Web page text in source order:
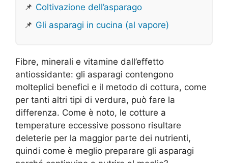
📌 Coltivazione dell’asparago
📌 Gli asparagi in cucina (al vapore)
Fibre, minerali e vitamine dall’effetto
antiossidante: gli asparagi contengono
molteplici benefici e il metodo di cottura, come
per tanti altri tipi di verdura, può fare la
differenza. Come è noto, le cotture a
temperature eccessive possono risultare
deleterie per la maggior parte dei nutrienti,
quindi come è meglio preparare gli asparagi